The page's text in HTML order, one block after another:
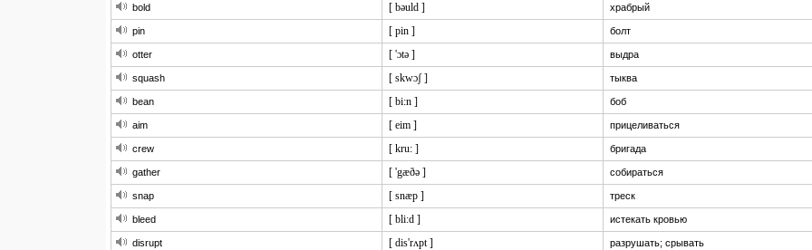
bold [ bəuld ] храбрый
pin [ pin ] болт
otter [ 'ɔtə ] выдра
squash [ skwɔʃ ] тыква
bean [ bi:n ] боб
aim [ eim ] прицеливаться
crew [ kru: ] бригада
gather [ 'gæðə ] собираться
snap [ snæp ] треск
bleed [ bli:d ] истекать кровью
disrupt [ dis'rʌpt ] разрушать; срывать